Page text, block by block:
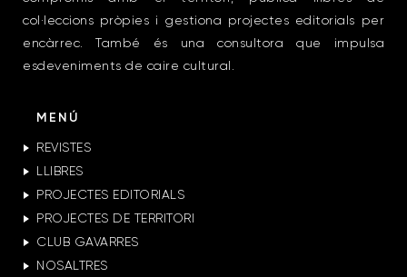
col·leccions pròpies i gestiona projectes editorials per
encàrrec. També és una consultora que impulsa
esdeveniments de caire cultural.
MENÚ
REVISTES
LLIBRES
PROJECTES EDITORIALS
PROJECTES DE TERRITORI
CLUB GAVARRES
NOSALTRES